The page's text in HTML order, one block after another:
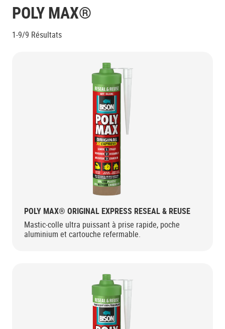
POLY MAX®
1-9/9 Résultats
POLY MAX® ORIGINAL EXPRESS RESEAL & REUSE
Mastic-colle ultra puissant à prise rapide, poche
aluminium et cartouche refermable.